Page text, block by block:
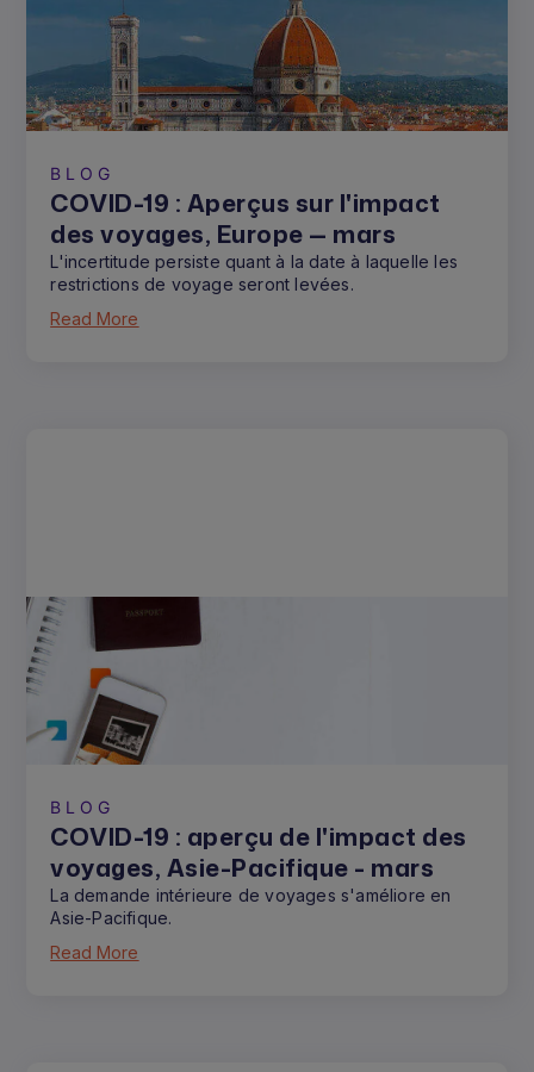
BLOG
COVID-19 : Aperçus sur l'impact
des voyages, Europe — mars
L'incertitude persiste quant à la date à laquelle les
restrictions de voyage seront levées.
Read More
BLOG
COVID-19 : aperçu de l'impact des
voyages, Asie-Pacifique - mars
La demande intérieure de voyages s'améliore en
Asie-Pacifique.
Read More